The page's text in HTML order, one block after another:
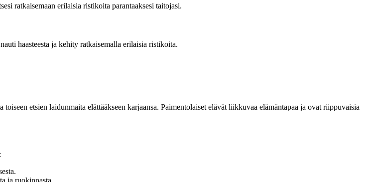
ratkaisemaan erilaisia ristikoita parantaaksesi taitojasi.
haasteesta ja kehity ratkaisemalla erilaisia ristikoita.
etsien laidunmaita elättääkseen karjaansa. Paimentolaiset elävät liikkuvaa elämäntapaa ja ovat riippuvaisia
ja ruokinnasta.